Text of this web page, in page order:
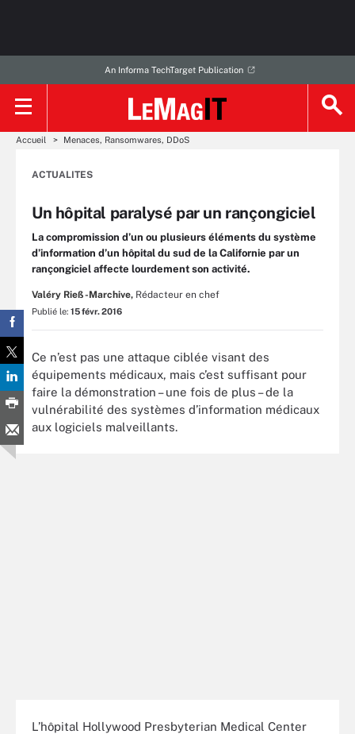
An Informa TechTarget Publication
Accueil Menaces, Ransomwares, DDoS
ACTUALITES
Un hôpital paralysé par un rançongiciel
La compromission d’un ou plusieurs éléments du système
d’information d’un hôpital du sud de la Californie par un
rançongiciel affecte lourdement son activité.
Valéry Rieß-Marchive, Rédacteur en chef
Publié le: 15 févr. 2016
Ce n’est pas une attaque ciblée visant des
équipements médicaux, mais c’est suffisant pour
faire la démonstration – une fois de plus – de la
vulnérabilité des systèmes d’information médicaux
aux logiciels malveillants.
L’hôpital Hollywood Presbyterian Medical Center